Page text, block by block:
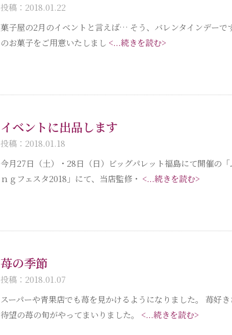
投稿：2018.01.22
菓子屋の2月のイベントと言えば… そう、バレンタインデーで
のお菓子をご用意いたしまし <...続きを読む>
イベントに出品します
投稿：2018.01.18
今月27日（土）・28日（日）ビッグパレット福島にて開催の
ｎｇフェスタ2018」にて、当店監修・ <...続きを読む>
苺の季節
投稿：2018.01.07
スーパーや青果店でも苺を見かけるようになりました。 苺好
待望の苺の旬がやってまいりました。 <...続きを読む>